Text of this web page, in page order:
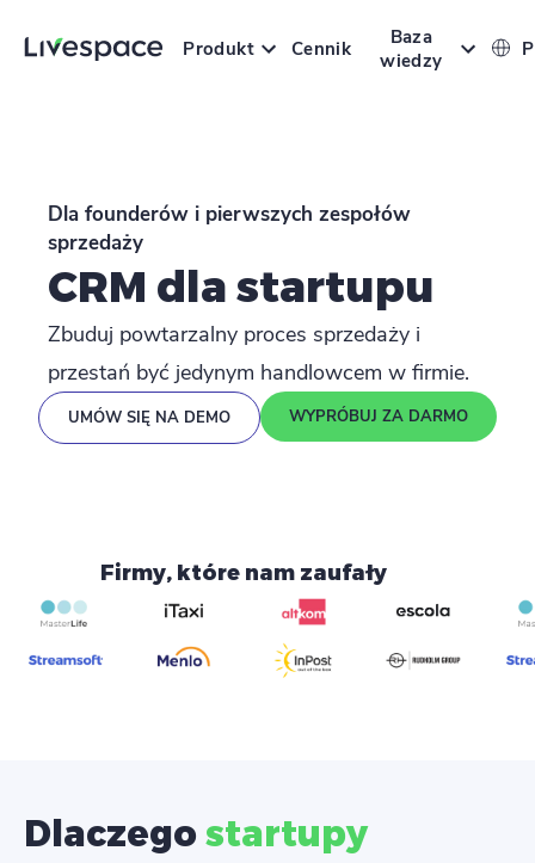
Produkt Cennik
Baza
wiedzy
Dla founderów i pierwszych zespołów
sprzedaży
CRM dla startupu
Zbuduj powtarzalny proces sprzedaży i
przestań być jedynym handlowcem w firmie.
UMÓW SIĘ NA DEMO WYPRÓBUJ ZA DARMO
Firmy, które nam zaufały
Dlaczego startupy